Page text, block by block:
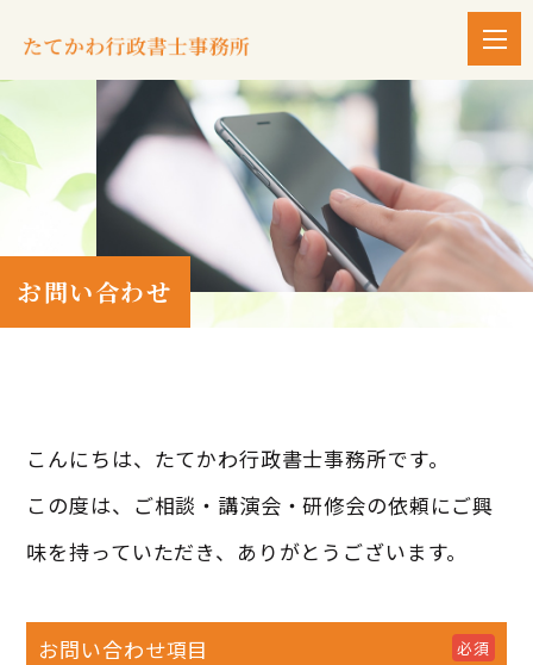
お問い合わせ
こんにちは、たてかわ行政書士事務所です。
この度は、ご相談・講演会・研修会の依頼にご興
味を持っていただき、ありがとうございます。
お問い合わせ項目 必須